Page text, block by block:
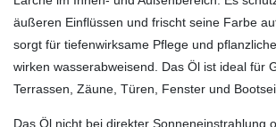
äußeren Einflüssen und frischt seine Farbe
sorgt für tiefenwirksame Pflege und
wirken wasserabweisend. Das Öl ist ideal für
Terrassen, Zäune, Türen, Fenster und
Das Öl nicht bei direkter Sonneneinstrahlung